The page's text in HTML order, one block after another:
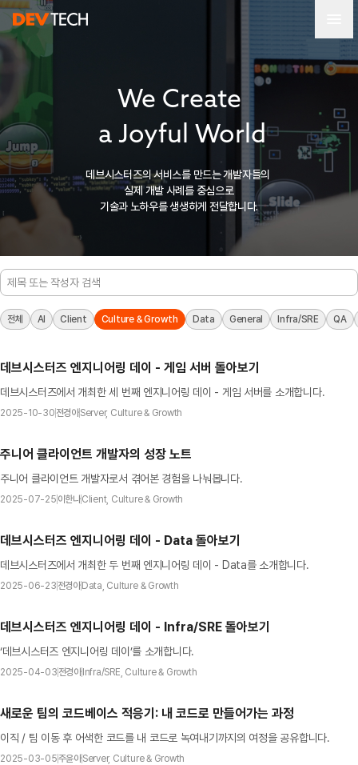
We Create
a Joyful World
데브시스터즈의 서비스를 만드는 개발자들의
실제 개발 사례를 중심으로
기술과 노하우를 생생하게 전달합니다.
전체 AI Client Culture & Growth Data General Infra/SRE QA
데브시스터즈 엔지니어링 데이 - 게임 서버 돌아보기
데브시스터즈에서 개최한 세 번째 엔지니어링 데이 - 게임 서버를 소개합니다.
2025-10-30 전경아Server, Culture & Growth
주니어 클라이언트 개발자의 성장 노트
주니어 클라이언트 개발자로서 겪어본 경험을 나눠봅니다.
2025-07-25 이한나Client, Culture & Growth
데브시스터즈 엔지니어링 데이 - Data 돌아보기
데브시스터즈에서 개최한 두 번째 엔지니어링 데이 - Data를 소개합니다.
2025-06-23 전경아 Data, Culture & Growth
데브시스터즈 엔지니어링 데이 - Infra/SRE 돌아보기
‘데브시스터즈 엔지니어링 데이’를 소개합니다.
2025-04-03 전경아 Infra/SRE, Culture & Growth
새로운 팀의 코드베이스 적응기: 내 코드로 만들어가는 과정
이직 / 팀 이동 후 어색한 코드를 내 코드로 녹여내기까지의 여정을 공유합니다.
2025-03-05주윤아Server, Culture & Growth